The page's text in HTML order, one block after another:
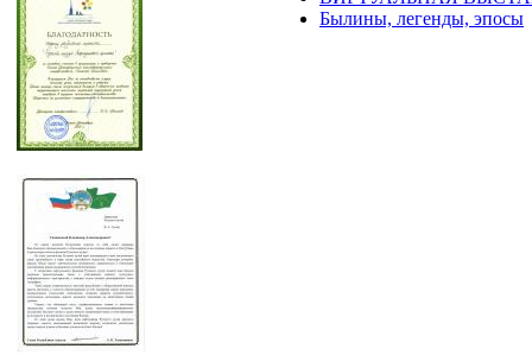
Былины, легенды, эпосы